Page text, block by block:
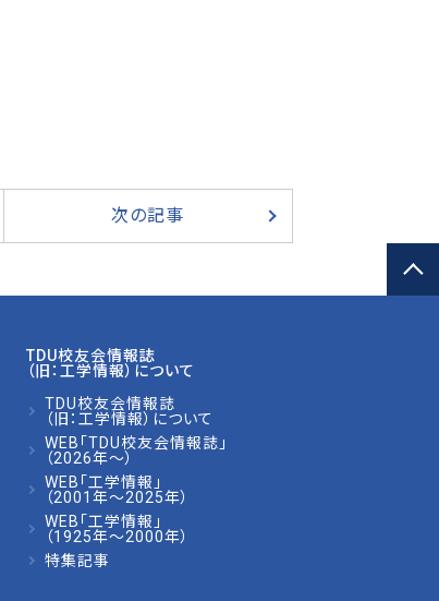
次の記事
TDU校友会情報誌
（旧：工学情報）について
TDU校友会情報誌
（旧：工学情報）について
WEB「TDU校友会情報誌」
（2026年～）
WEB「工学情報」
（2001年～2025年）
WEB「工学情報」
（1925年～2000年）
特集記事